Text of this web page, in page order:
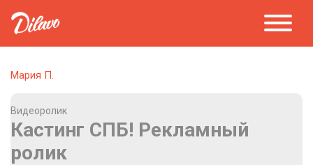
Мария П.
Видеоролик
Кастинг СПБ! Рекламный
ролик